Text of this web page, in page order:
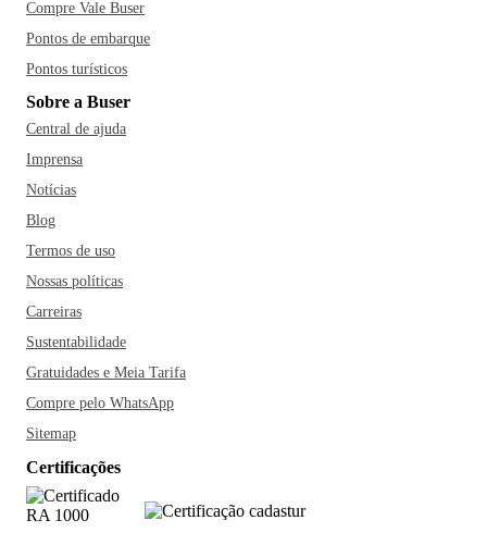
Compre Vale Buser
Pontos de embarque
Pontos turísticos
Sobre a Buser
Central de ajuda
Imprensa
Notícias
Blog
Termos de uso
Nossas políticas
Carreiras
Sustentabilidade
Gratuidades e Meia Tarifa
Compre pelo WhatsApp
Sitemap
Certificações